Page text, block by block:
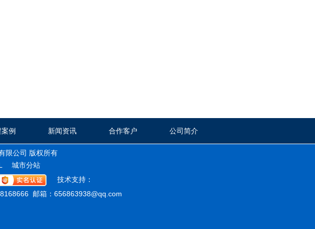
例 新闻资讯 合作客户 公司简介
限公司 版权所有
城市分站
市
四
川
技术支持：
邮箱：656863938@qq.com